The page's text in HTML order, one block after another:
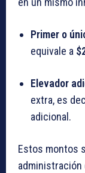
Primer o
equivale a
Elevador
extra, es
adicional.
Estos montos